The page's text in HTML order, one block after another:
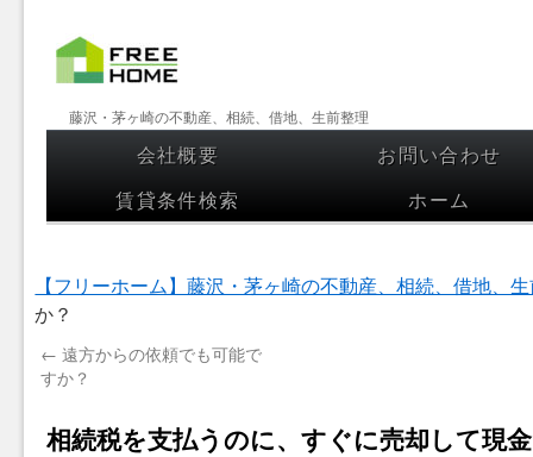
【フリー
ホーム】
藤沢・茅
ヶ崎の不
動産、相
続、借
地、生前
整理
藤沢・茅ヶ崎の不動産、相続、借地、生前整理
コンテンツへスキップ
会社概要
お問い合わせ
賃貸条件検索
ホーム
【フリーホーム】藤沢・茅ヶ崎の不動産、相続、借地、
か？
← 遠方からの依頼でも可能で
すか？
相続税を支払うのに、すぐに売却して現